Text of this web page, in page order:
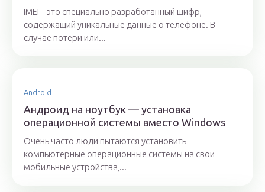
IMEI – это специально разработанный шифр,
содержащий уникальные данные о телефоне. В
случае потери или...
Android
Андроид на ноутбук — установка
операционной системы вместо Windows
Очень часто люди пытаются установить
компьютерные операционные системы на свои
мобильные устройства,...